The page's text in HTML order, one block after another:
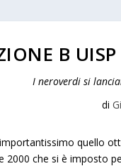
B
I neroverdi si
di
quello
2000 che si è imposto